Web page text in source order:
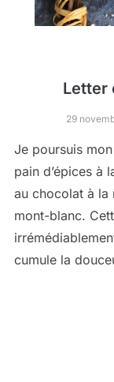
Letter
29
Je poursuis
pain d’épices à
au chocolat à la
mont-blanc.
cumule la